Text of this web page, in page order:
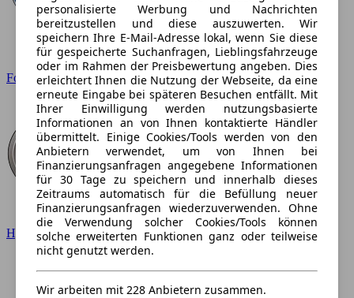
Ford
Hyundai
personalisierte Werbung und Nachrichten
bereitzustellen und diese auszuwerten. Wir
speichern Ihre E-Mail-Adresse lokal, wenn Sie diese
für gespeicherte Suchanfragen, Lieblingsfahrzeuge
oder im Rahmen der Preisbewertung angeben. Dies
erleichtert Ihnen die Nutzung der Webseite, da eine
erneute Eingabe bei späteren Besuchen entfällt. Mit
Ihrer Einwilligung werden nutzungsbasierte
Informationen an von Ihnen kontaktierte Händler
übermittelt. Einige Cookies/Tools werden von den
Anbietern verwendet, um von Ihnen bei
Finanzierungsanfragen angegebene Informationen
für 30 Tage zu speichern und innerhalb dieses
Zeitraums automatisch für die Befüllung neuer
Finanzierungsanfragen wiederzuverwenden. Ohne
die Verwendung solcher Cookies/Tools können
solche erweiterten Funktionen ganz oder teilweise
nicht genutzt werden.
Wir arbeiten mit 228 Anbietern zusammen.